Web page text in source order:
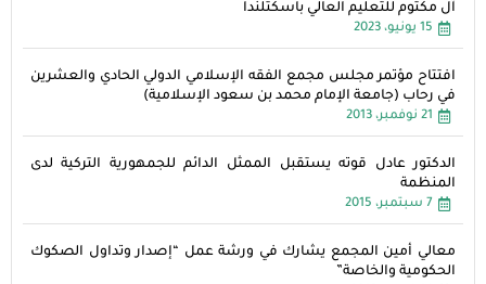
آل مكتوم للتعليم العالي باسكتلندا
15 يونيو، 2023
افتتاح مؤتمر مجلس مجمع الفقه الإسلامي الدولي الحادي والعشرين
في رحاب (جامعة الإمام محمد بن سعود الإسلامية)
21 نوفمبر، 2013
الدكتور عادل قوته يستقبل الممثل الدائم للجمهورية التركية لدى
المنظمة
7 سبتمبر، 2015
معالي أمين المجمع يشارك في ورشة عمل “إصدار وتداول الصكوك
الحكومية والخاصة”